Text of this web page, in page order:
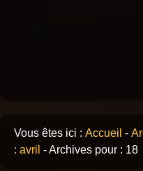
Vous êtes ici : Accueil -
: avril -Archives pour : 18